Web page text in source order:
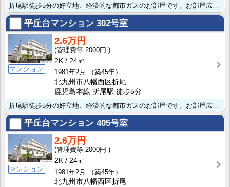
平丘台マンション 302号室
マンション
2.6万円
2000円
2K
24㎡
1981年2月
（築45年）
北九州市八幡西区折尾
鹿児島本線 折尾駅 徒歩5分
平丘台マンション 405号室
マンション
2.6万円
2000円
2K
24㎡
1981年2月
（築45年）
北九州市八幡西区折尾